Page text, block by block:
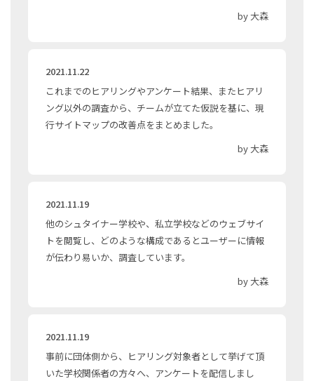
by 大森
2021.11.22
これまでのヒアリングやアンケート結果、またヒアリ
ング以外の調査から、チームが立てた仮説を基に、現
行サイトマップの改善点をまとめました。
by 大森
2021.11.19
他のシュタイナー学校や、私立学校などのウェブサイ
トを閲覧し、どのような構成であるとユーザーに情報
が伝わり易いか、調査しています。
by 大森
2021.11.19
事前に団体側から、ヒアリング対象者として挙げて頂
いた学校関係者の方々へ、アンケートを配信しまし